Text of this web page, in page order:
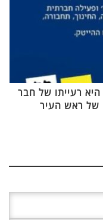
רעייתו של חבר
של ראש העיר